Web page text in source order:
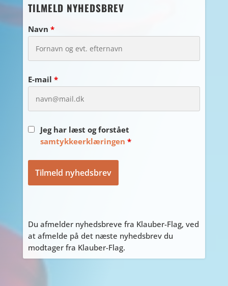
TILMELD NYHEDSBREV
Navn *
E-mail *
Jeg har læst og forstået
samtykkeerklæringen *
Du afmelder nyhedsbreve fra Klauber-Flag, ved
at afmelde på det næste nyhedsbrev du
modtager fra Klauber-Flag.